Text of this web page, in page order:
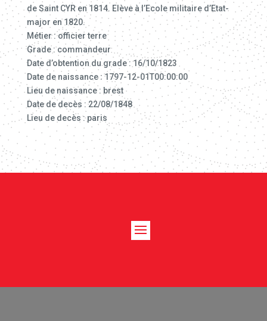
de Saint CYR en 1814. Elève à l’Ecole militaire d’Etat-
major en 1820.
Métier : officier terre
Grade : commandeur
Date d’obtention du grade : 16/10/1823
Date de naissance : 1797-12-01T00:00:00
Lieu de naissance : brest
Date de decès : 22/08/1848
Lieu de decès : paris